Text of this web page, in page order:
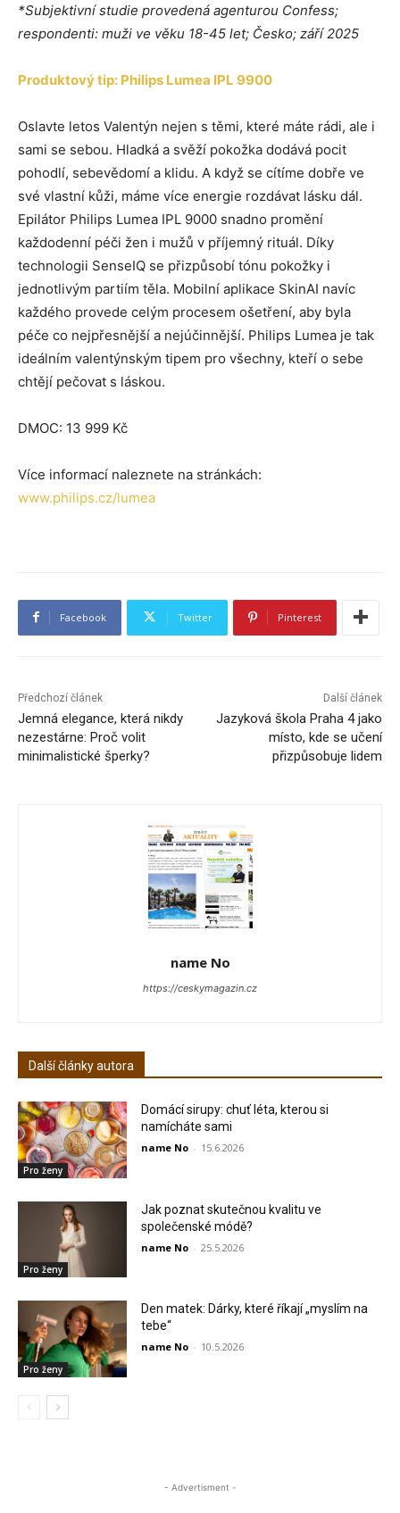
*Subjektivní studie provedená agenturou Confess;
respondenti: muži ve věku 18-45 let; Česko; září 2025
Produktový tip: Philips Lumea IPL 9900
Oslavte letos Valentýn nejen s těmi, které máte rádi, ale i
sami se sebou. Hladká a svěží pokožka dodává pocit
pohodlí, sebevědomí a klidu. A když se cítíme dobře ve
své vlastní kůži, máme více energie rozdávat lásku dál.
Epilátor Philips Lumea IPL 9000 snadno promění
každodenní péči žen i mužů v příjemný rituál. Díky
technologii SenseIQ se přizpůsobí tónu pokožky i
jednotlivým partiím těla. Mobilní aplikace SkinAI navíc
každého provede celým procesem ošetření, aby byla
péče co nejpřesnější a nejúčinnější. Philips Lumea je tak
ideálním valentýnským tipem pro všechny, kteří o sebe
chtějí pečovat s láskou.
DMOC: 13 999 Kč
Více informací naleznete na stránkách:
www.philips.cz/lumea
Facebook Twitter Pinterest
Předchozí článek
Jemná elegance, která nikdy
nezestárne: Proč volit
minimalistické šperky?
Další článek
Jazyková škola Praha 4 jako
místo, kde se učení
přizpůsobuje lidem
name No
https://ceskymagazin.cz
Další články autora
Pro ženy
Domácí sirupy: chuť léta, kterou si
namícháte sami
name No - 15.6.2026
Pro ženy
Jak poznat skutečnou kvalitu ve
společenské módě?
name No - 25.5.2026
Pro ženy
Den matek: Dárky, které říkají „myslím na
tebe“
name No - 10.5.2026
- Advertisment -